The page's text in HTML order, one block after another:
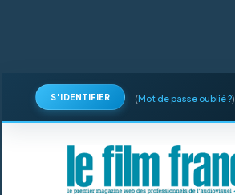
S'IDENTIFIER (Mot de passe oublié ?)